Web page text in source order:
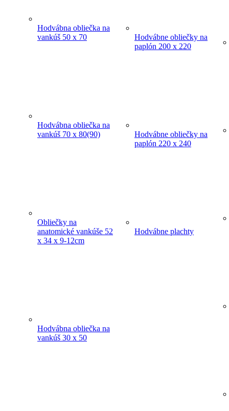
Hodvábna obliečka na
vankúš 50 x 70
Hodvábna obliečka na
vankúš 70 x 80(90)
Obliečky na
anatomické vankúše 52
x 34 x 9-12cm
Hodvábna obliečka na
vankúš 30 x 50
Hodvábne obliečky na
paplón 200 x 220
Hodvábne obliečky na
paplón 220 x 240
Hodvábne plachty